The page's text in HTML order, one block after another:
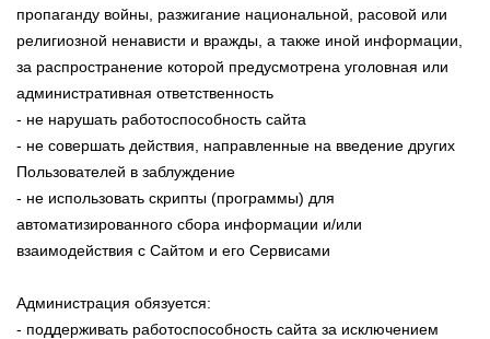
пропаганду войны, разжигание национальной, расовой или
религиозной ненависти и вражды, а также иной информации,
за распространение которой предусмотрена уголовная или
административная ответственность
- не нарушать работоспособность сайта
- не совершать действия, направленные на введение других
Пользователей в заблуждение
- не использовать скрипты (программы) для
автоматизированного сбора информации и/или
взаимодействия с Сайтом и его Сервисами
Администрация обязуется:
- поддерживать работоспособность сайта за исключением